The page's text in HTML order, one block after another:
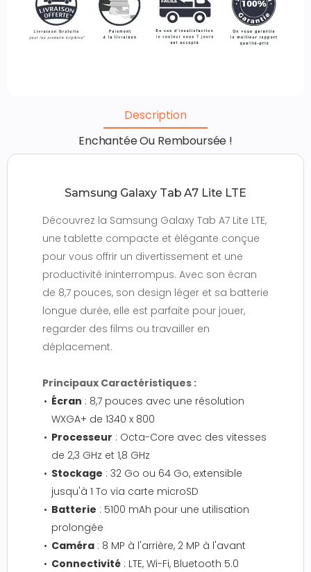
Description
Enchantée Ou Remboursée !
Samsung Galaxy Tab A7 Lite LTE
Découvrez la Samsung Galaxy Tab A7 Lite LTE,
une tablette compacte et élégante conçue
pour vous offrir un divertissement et une
productivité ininterrompus. Avec son écran
de 8,7 pouces, son design léger et sa batterie
longue durée, elle est parfaite pour jouer,
regarder des films ou travailler en
déplacement.
Principaux Caractéristiques :
Écran : 8,7 pouces avec une résolution
WXGA+ de 1340 x 800
Processeur : Octa-Core avec des vitesses
de 2,3 GHz et 1,8 GHz
Stockage : 32 Go ou 64 Go, extensible
jusqu'à 1 To via carte microSD
Batterie : 5100 mAh pour une utilisation
prolongée
Caméra : 8 MP à l'arrière, 2 MP à l'avant
Connectivité : LTE, Wi-Fi, Bluetooth 5.0